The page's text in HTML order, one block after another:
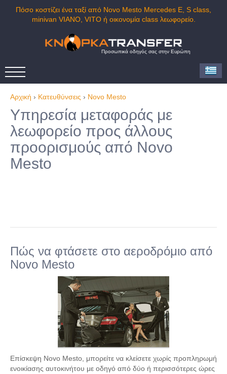
Πόσο κοστίζει ένα ταξί από Novo Mesto Mercedes E, S class,
minivan VIANO, VITO ή οικονομία class λεωφορείο.
Προσωπικά οδηγός σας στην Ευρώπη
Αρχική › Κατευθύνσεις › Novo Mesto
Υπηρεσία μεταφοράς με
λεωφορείο προς άλλους
προορισμούς από Novo
Mesto
Πώς να φτάσετε στο αεροδρόμιο από
Novo Mesto
Επίσκεψη Novo Mesto, μπορείτε να κλείσετε χωρίς προπληρωμή
ενοικίασης αυτοκινήτου με οδηγό από δύο ή περισσότερες ώρες